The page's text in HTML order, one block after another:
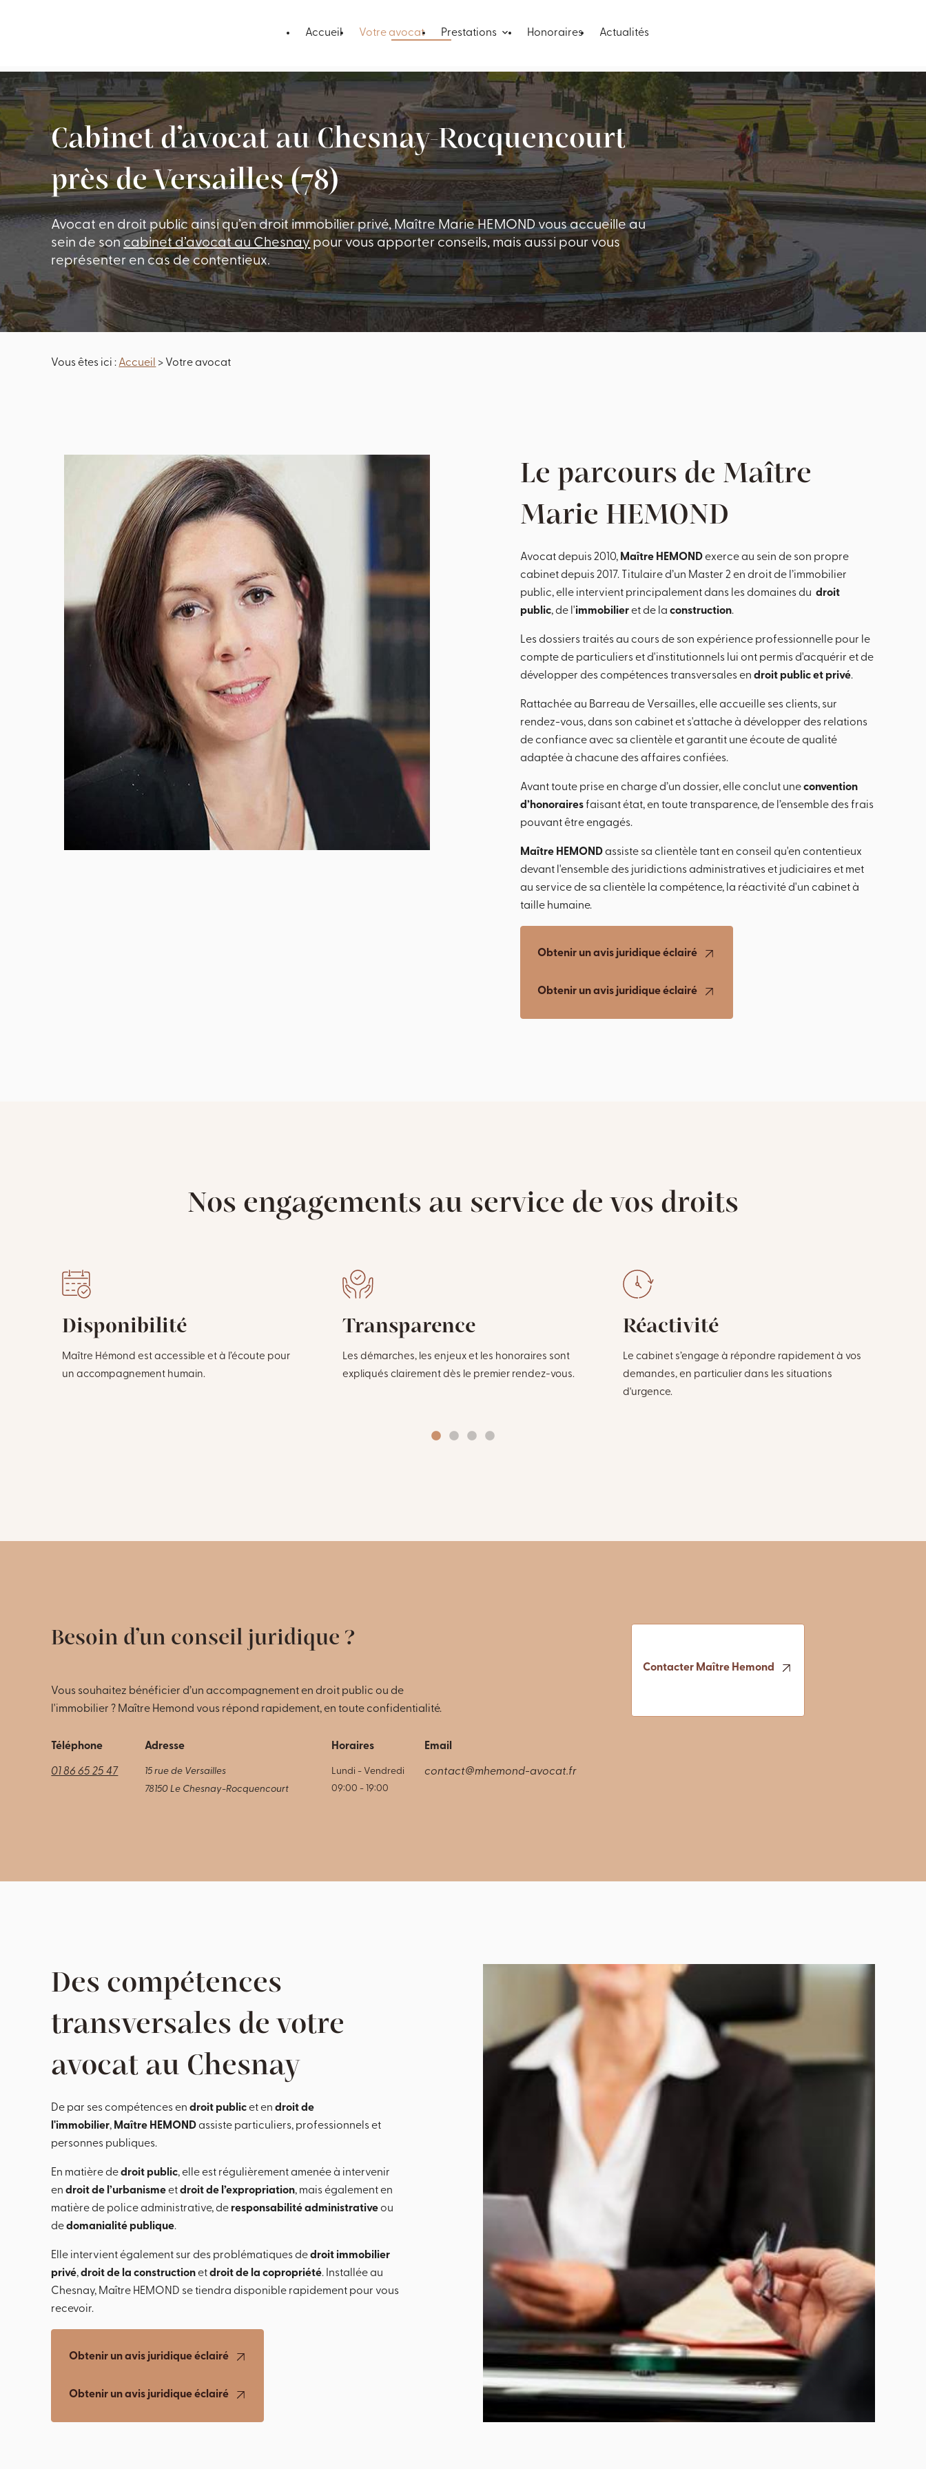
Accueil Votre avocat Prestations Honoraires Actualités
Cabinet d’avocat au Chesnay-Rocquencourt
près de Versailles (78)
Avocat en droit public ainsi qu’en droit immobilier privé, Maître Marie HEMOND vous accueille au
sein de son cabinet d’avocat au Chesnaypour vous apporter conseils, mais aussi pour vous
représenter en cas de contentieux.
Vous êtes ici : Accueil > Votre avocat
Le parcours de Maître
Marie HEMOND
Avocat depuis 2010, Maître HEMONDexerce au sein de son propre
cabinet depuis 2017. Titulaire d’un Master 2 en droit de l’immobilier
public, elle intervient principalement dans les domaines du droit
public, de l'immobilieret de la construction.
Les dossiers traités au cours de son expérience professionnelle pour le
compte de particuliers et d'institutionnels lui ont permis d'acquérir et de
développer des compétences transversales en droit public et privé.
Rattachée au Barreau de Versailles, elle accueille ses clients, sur
rendez-vous, dans son cabinet et s'attache à développer des relations
de confiance avec sa clientèle et garantit une écoute de qualité
adaptée à chacune des affaires confiées.
Avant toute prise en charge d’un dossier, elle conclut uneconvention
d’honorairesfaisant état, en toute transparence, de l’ensemble des frais
pouvant être engagés.
Maître HEMONDassiste sa clientèle tant en conseil qu'en contentieux
devant l'ensemble des juridictions administratives et judiciaires et met
au service de sa clientèle la compétence, la réactivité d'un cabinet à
taille humaine.
Obtenir un avis juridique éclairé
Obtenir un avis juridique éclairé
Nos engagements au service de vos droits
Disponibilité
Maître Hémond est accessible et à l’écoute pour
un accompagnement humain.
Transparence
Les démarches, les enjeux et les honoraires sont
expliqués clairement dès le premier rendez-vous.
Réactivité
Le cabinet s’engage à répondre rapidement à vos
demandes, en particulier dans les situations
d'urgence.
Besoin d’un conseil juridique ?
Vous souhaitez bénéficier d’un accompagnement en droit public ou de
l'immobilier ? Maître Hemond vous répond rapidement, en toute confidentialité.
Téléphone
01 86 65 25 47
Adresse
15 rue de Versailles
78150 Le Chesnay-Rocquencourt
Horaires
Lundi - Vendredi
09:00 - 19:00
Email
contact@mhemond-avocat.fr
Contacter Maître Hemond
Des compétences
transversales de votre
avocat au Chesnay
De par ses compétences endroit publicet endroit de
l'immobilier, Maître HEMOND assiste particuliers, professionnels et
personnes publiques.
En matière dedroit public, elle est régulièrement amenée à intervenir
endroit de l’urbanismeetdroit de l’expropriation, mais également en
matière de police administrative, de responsabilité administrative ou
dedomanialité publique.
Elle intervient également sur des problématiques dedroit immobilier
privé,droit de la constructionetdroit de la copropriété. Installée au
Chesnay, Maître HEMOND se tiendra disponible rapidement pour vous
recevoir.
Obtenir un avis juridique éclairé
Obtenir un avis juridique éclairé